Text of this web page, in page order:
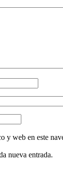
y web en este
nueva entrada.